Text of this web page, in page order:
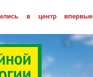
в центр впервые